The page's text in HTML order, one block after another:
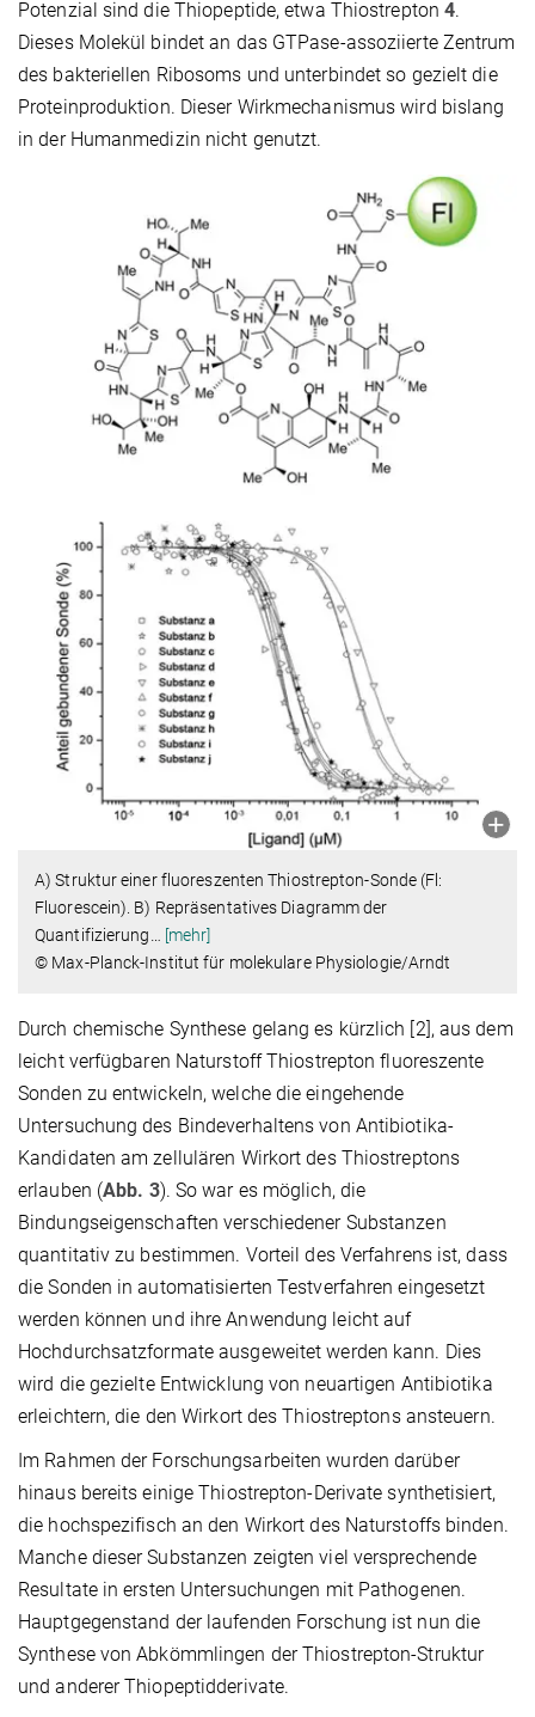
Potenzial sind die Thiopeptide, etwa Thiostrepton4.
Dieses Molekül bindet an das GTPase-assoziierte Zentrum
des bakteriellen Ribosoms und unterbindet so gezielt die
Proteinproduktion. Dieser Wirkmechanismus wird bislang
in der Humanmedizin nicht genutzt.
A) Struktur einer fluoreszenten Thiostrepton-Sonde (Fl:
Fluorescein). B) Repräsentatives Diagramm der
Quantifizierung
[mehr]
© Max-Planck-Institut für molekulare Physiologie/Arndt
Durch chemische Synthese gelang es kürzlich [2], aus dem
leicht verfügbaren Naturstoff Thiostrepton fluoreszente
Sonden zu entwickeln, welche die eingehende
Untersuchung des Bindeverhaltens von Antibiotika-
Kandidaten am zellulären Wirkort des Thiostreptons
erlauben (Abb. 3). So war es möglich, die
Bindungseigenschaften verschiedener Substanzen
quantitativ zu bestimmen. Vorteil des Verfahrens ist, dass
die Sonden in automatisierten Testverfahren eingesetzt
werden können und ihre Anwendung leicht auf
Hochdurchsatzformate ausgeweitet werden kann. Dies
wird die gezielte Entwicklung von neuartigen Antibiotika
erleichtern, die den Wirkort des Thiostreptons ansteuern.
Im Rahmen der Forschungsarbeiten wurden darüber
hinaus bereits einige Thiostrepton-Derivate synthetisiert,
die hochspezifisch an den Wirkort des Naturstoffs binden.
Manche dieser Substanzen zeigten viel versprechende
Resultate in ersten Untersuchungen mit Pathogenen.
Hauptgegenstand der laufenden Forschung ist nun die
Synthese von Abkömmlingen der Thiostrepton-Struktur
und anderer Thiopeptidderivate.